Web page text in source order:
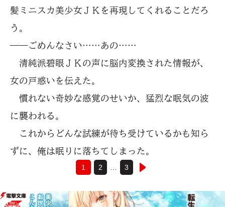
髪ミニスカ美少女ＪＫを再現してくれることだろ
う。
――ごめんなさい……あの……
清純派碧眼ＪＫの声に脳内変換された情報が、
女の戸惑いを伝えた。
慣れない奇妙な感覚のせいか、猛烈な眠気の波
に襲われる。
これからどんな試練が待ち受けているかも知ら
ずに、俺は眠りに落ちてしまった。
1 2 3